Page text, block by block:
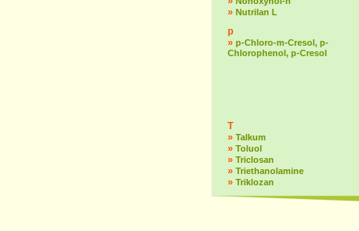
» Nutrilan L
p
» p-Chloro-m-Cresol, p-
Chlorophenol, p-Cresol
T
» Talkum
» Toluol
» Triclosan
» Triethanolamine
» Triklozan